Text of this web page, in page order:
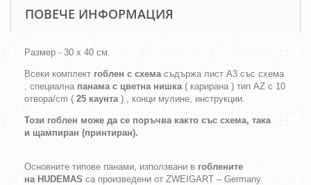
ПОВЕЧЕ ИНФОРМАЦИЯ
Размер - 30 х 40 см.
Всеки комплект гоблен с схемасъдържа лист А3 със схема
, специална панама с цветна нишка( карирана ) тип AZ с 10
отвора/cm ( 25 каунта) , конци мулине, инструкции.
Този гоблен може да се поръчва както със схема, така
и щампиран (принтиран).
Основните типове панами, използвани в гоблените
на HUDEMAS са произведени от ZWEIGART – Germany